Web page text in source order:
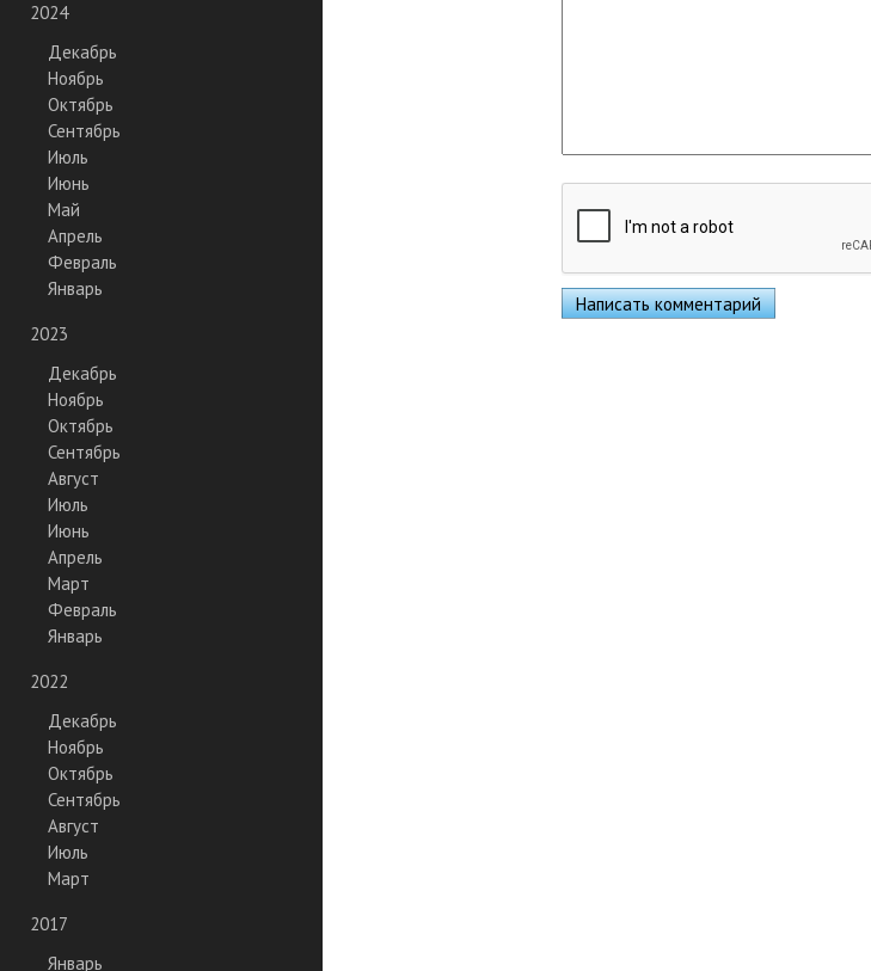
2024
Декабрь
Ноябрь
Октябрь
Сентябрь
Июль
Июнь
Май
Апрель
Февраль
Январь
2023
Декабрь
Ноябрь
Октябрь
Сентябрь
Август
Июль
Июнь
Апрель
Март
Февраль
Январь
2022
Декабрь
Ноябрь
Октябрь
Сентябрь
Август
Июль
Март
2017
Январь